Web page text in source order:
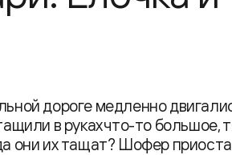
дороге медленно
в руках что-то большое,
они их тащат? Шофер